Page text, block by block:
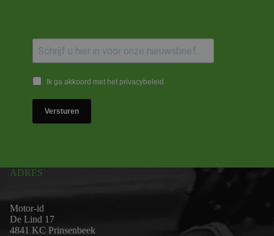
Ik ga akkoord met het privacybeleid.
Versturen
ADRES
Motor-id
De Lind 17
4841 KC Prinsenbeek